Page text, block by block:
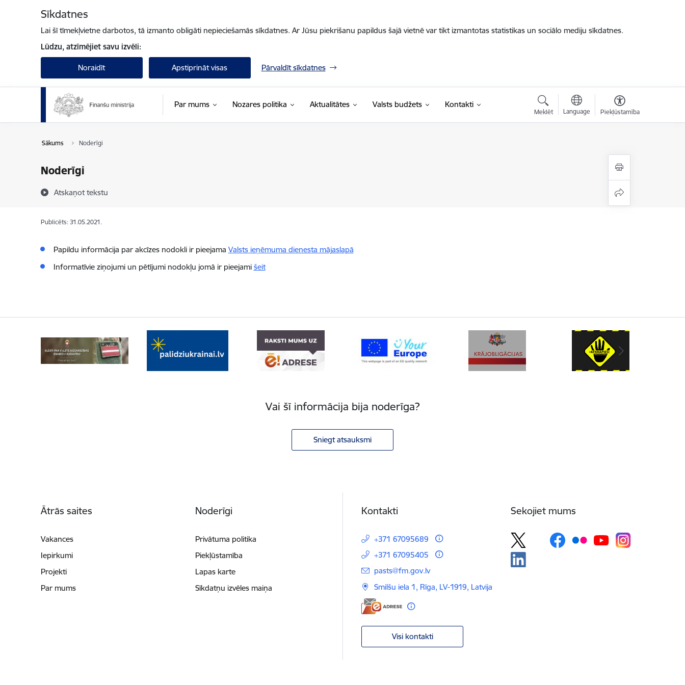
Sīkdatnes
Lai šī tīmekļvietne darbotos, tā izmanto obligāti nepieciešamās sīkdatnes. Ar Jūsu piekrišanu papildus šajā vietnē var tikt izmantotas statistikas un sociālo mediju sīkdatnes.
Lūdzu, atzīmējiet savu izvēli:
Noraidīt Apstiprināt visas Pārvaldīt sīkdatnes
Par mums Nozares politika Aktualitātes Valsts budžets Kontakti
Meklēt Language Piekļūstamība
Sākums Noderīgi
Noderīgi
Atskaņot tekstu
Publicēts: 31.05.2021.
Papildu informācija par akcīzes nodokli ir pieejama Valsts ieņēmuma dienesta mājaslapā
Informatīvie ziņojumi un pētījumi nodokļu jomā ir pieejami šeit
Vai šī informācija bija noderīga?
Sniegt atsauksmi
Ātrās saites
Vakances
Iepirkumi
Projekti
Par mums
Noderīgi
Privātuma politika
Piekļūstamība
Lapas karte
Sīkdatņu izvēles maiņa
Kontakti
+371 67095689
+371 67095405
E-pasts:
pasts@fm.gov.lv
Smilšu iela 1, Rīga, LV-1919, Latvija
Visi kontakti
Sekojiet mums